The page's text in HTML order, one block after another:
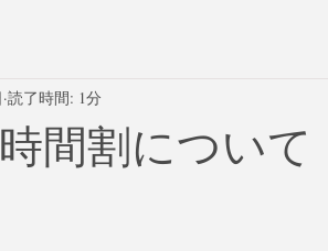
間割について
読了時間: 1分